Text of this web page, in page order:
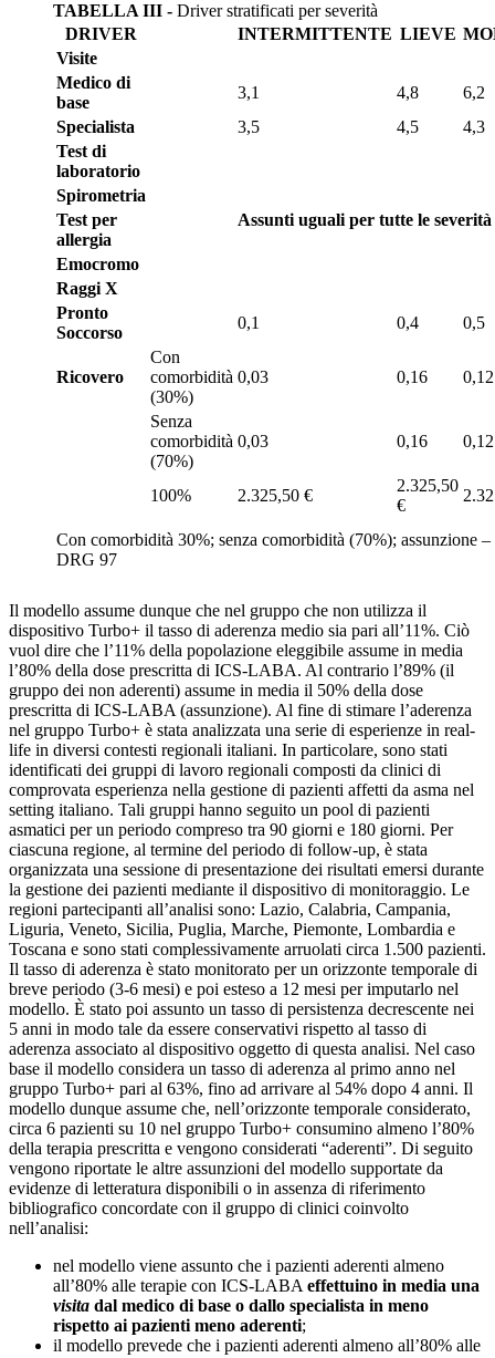
TABELLA III - Driver stratificati per severità
DRIVER
INTERMITTENTE LIEVE
Visite
Medico di
base
3,1 4,8
6,2
Specialista
3,5 4,5
4,3
Test di
laboratorio
Assunti uguali per tutte le severità
Spirometria
Test per
allergia
Emocromo
Raggi X
Pronto
Soccorso
0,1 0,4 0,5
Ricovero
Con
comorbidità
(30%)
0,03 0,16 0,12
Senza
comorbidità
(70%)
0,03 0,16 0,12
100% 2.325,50 €
2.325,50
€
Con comorbidità 30%; senza comorbidità (70%); assunzione
DRG 97
Il modello assume dunque che nel gruppo che non utilizza il
dispositivo Turbo+ il tasso di aderenza medio sia pari all’11%. Ciò
vuol dire che l’11% della popolazione eleggibile assume in media
l’80% della dose prescritta di ICS-LABA. Al contrario l’89% (il
gruppo dei non aderenti) assume in media il 50% della dose
prescritta di ICS-LABA (assunzione). Al fine di stimare l’aderenza
nel gruppo Turbo+ è stata analizzata una serie di esperienze in real-
life in diversi contesti regionali italiani. In particolare, sono stati
identificati dei gruppi di lavoro regionali composti da clinici di
comprovata esperienza nella gestione di pazienti affetti da asma nel
setting italiano. Tali gruppi hanno seguito un pool di pazienti
asmatici per un periodo compreso tra 90 giorni e 180 giorni. Per
ciascuna regione, al termine del periodo di follow-up, è stata
organizzata una sessione di presentazione dei risultati emersi durante
la gestione dei pazienti mediante il dispositivo di monitoraggio. Le
regioni partecipanti all’analisi sono: Lazio, Calabria, Campania,
Liguria, Veneto, Sicilia, Puglia, Marche, Piemonte, Lombardia e
Toscana e sono stati complessivamente arruolati circa 1.500 pazienti.
Il tasso di aderenza è stato monitorato per un orizzonte temporale di
breve periodo (3-6 mesi) e poi esteso a 12 mesi per imputarlo nel
modello. È stato poi assunto un tasso di persistenza decrescente nei
5 anni in modo tale da essere conservativi rispetto al tasso di
aderenza associato al dispositivo oggetto di questa analisi. Nel caso
base il modello considera un tasso di aderenza al primo anno nel
gruppo Turbo+ pari al 63%, fino ad arrivare al 54% dopo 4 anni. Il
modello dunque assume che, nell’orizzonte temporale considerato,
circa 6 pazienti su 10 nel gruppo Turbo+ consumino almeno l’80%
della terapia prescritta e vengono considerati “aderenti”. Di seguito
vengono riportate le altre assunzioni del modello supportate da
evidenze di letteratura disponibili o in assenza di riferimento
bibliografico concordate con il gruppo di clinici coinvolto
nell’analisi:
nel modello viene assunto che i pazienti aderenti almeno
all’80% alle terapie con ICS-LABA effettuino in media una
visita dal medico di base o dallo specialista in meno
rispetto ai pazienti meno aderenti;
il modello prevede che i pazienti aderenti almeno all’80% alle